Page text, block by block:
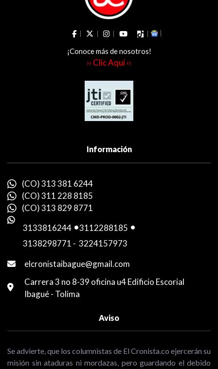
¡Conoce más de nosotros!
›› Clic Aquí ‹‹
Información
(CO) 313 381 6244
(CO) 311 228 8185
(CO) 313 829 8771
3133816244 -3112288185 -
3138298771 - 3224157973
elcronistaibague@gmail.com
Carrera 3 no 8-39 oficina u4 Edificio Escorial
Ibagué - Tolima
Aviso
Se advierte, que los columnistas de El Cronista.co ejercerán su
misión sin ataduras ni mordazas, pero guardando el debido